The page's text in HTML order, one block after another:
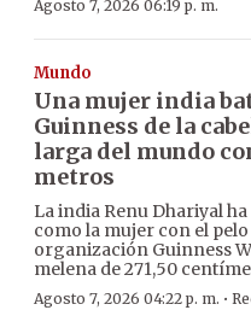
Agosto 7, 2026 06:19 p. m.
Mundo
Una mujer india
Guinness de la
larga del mundo
metros
La india Renu Dhariyal
como la mujer con el
organización Guinness
melena de 271,50
Agosto 7, 2026 04:22 p. m. ·